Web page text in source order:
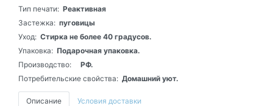
Тип печати: Реактивная
Застежка: пуговицы
Уход: Стирка не более 40 градусов.
Упаковка: Подарочная упаковка.
Производство:
РФ.
Потребительские свойства: Домашний уют.
Описание Условия доставки